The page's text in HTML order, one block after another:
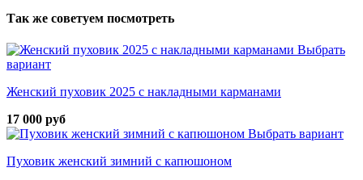
Так же советуем посмотреть
Выбрать
вариант
Женский пуховик 2025 с накладными карманами
17 000 руб
Выбрать вариант
Пуховик женский зимний с капюшоном